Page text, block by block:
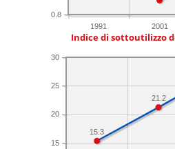
1991 2001
0.8
Indice di sottoutilizzo
15
20
25
30
21.2
15.3